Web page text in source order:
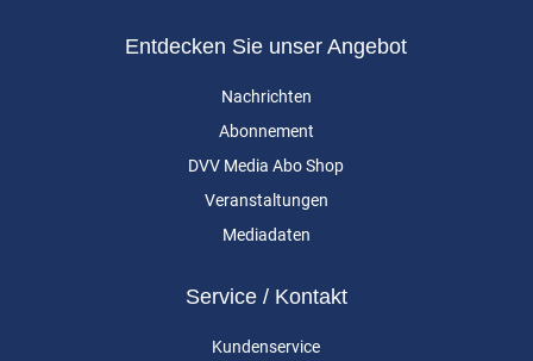
Entdecken Sie unser Angebot
Nachrichten
Abonnement
DVV Media Abo Shop
Veranstaltungen
Mediadaten
Service / Kontakt
Kundenservice